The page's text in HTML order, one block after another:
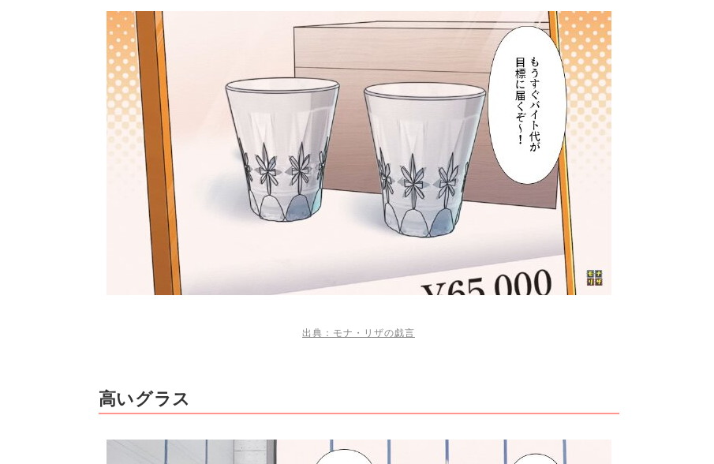
出典：モナ・リザの戯言
高いグラス